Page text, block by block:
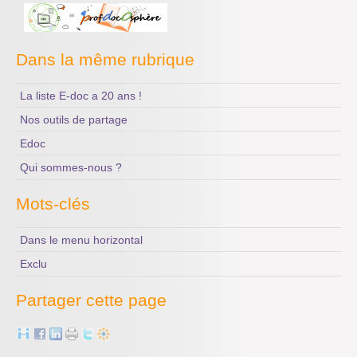
L’économie des médias
Dans la même rubrique
La liste E-doc a 20 ans !
Nos outils de partage
Edoc
Qui sommes-nous ?
Mots-clés
Dans le menu horizontal
Exclu
Partager cette page